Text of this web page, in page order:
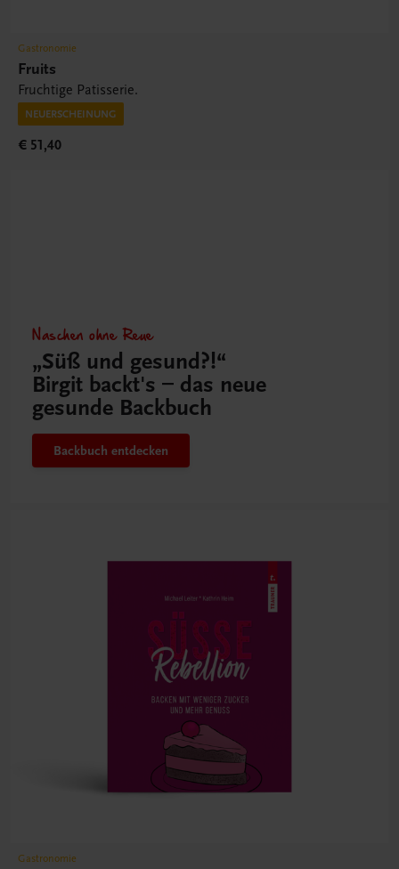
Gastronomie
Fruits
Fruchtige Patisserie.
NEUERSCHEINUNG
€ 51,40
Naschen ohne Reue
„Süß und gesund?!“
Birgit backt's – das neue
gesunde Backbuch
Backbuch entdecken
Gastronomie